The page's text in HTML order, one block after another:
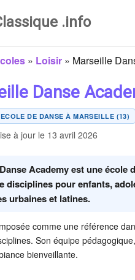
.info
» Loisir » Marseille
Danse
ECOLE DE DANSE À MARSEILLE (13)
à jour le 13 avril 2026
Academy est une école
disciplines pour enfants,
urbaines et latines.
imposée comme une référence
Son équipe
bienveillante.